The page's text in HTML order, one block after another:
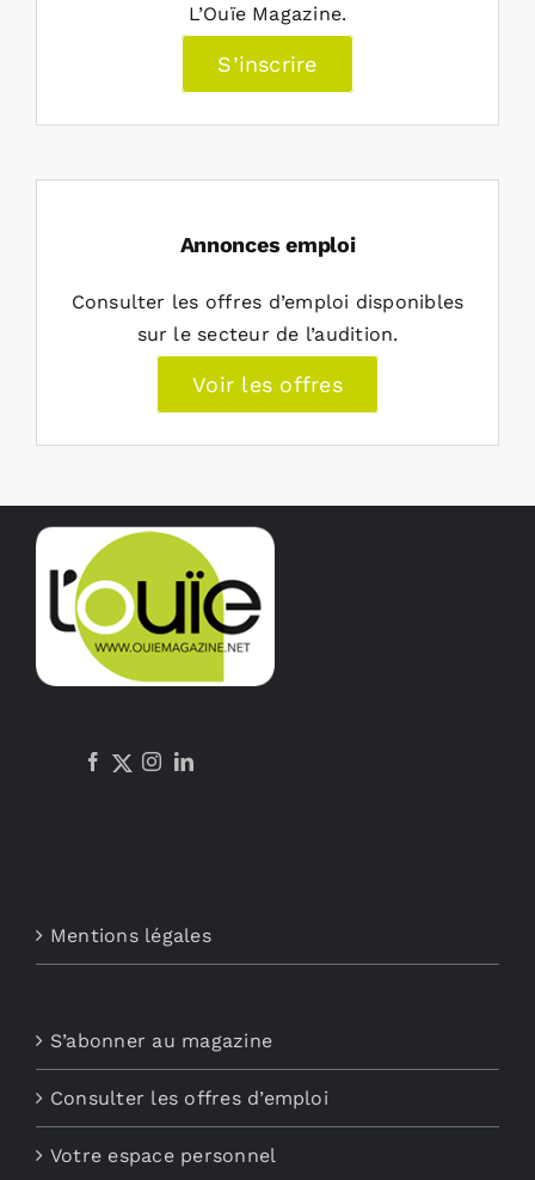
L’Ouïe Magazine.
S’inscrire
Annonces emploi
Consulter les offres d’emploi disponibles
sur le secteur de l’audition.
Voir les offres
Mentions légales
S’abonner au magazine
Consulter les offres d’emploi
Votre espace personnel